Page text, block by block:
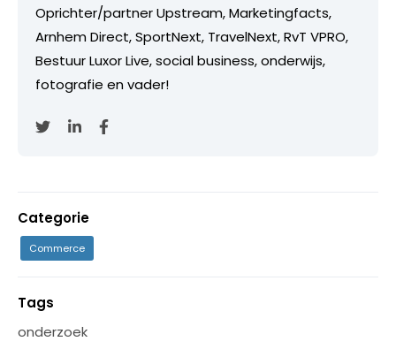
Oprichter/partner Upstream, Marketingfacts,
Arnhem Direct, SportNext, TravelNext, RvT VPRO,
Bestuur Luxor Live, social business, onderwijs,
fotografie en vader!
Categorie
Commerce
Tags
onderzoek